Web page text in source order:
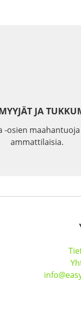
JA
-osien maahantuoja
ammattilaisia.